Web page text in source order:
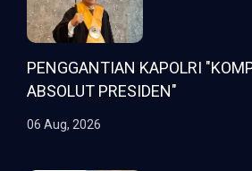
PENGGANTIAN KAPOLRI "KOMPETENSI
ABSOLUT PRESIDEN"
06 Aug, 2026